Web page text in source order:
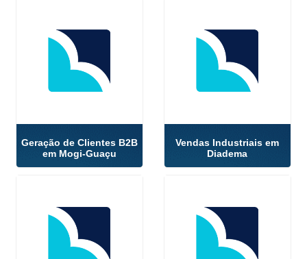
Geração de Clientes B2B
em Mogi-Guaçu
Vendas Industriais em
Diadema